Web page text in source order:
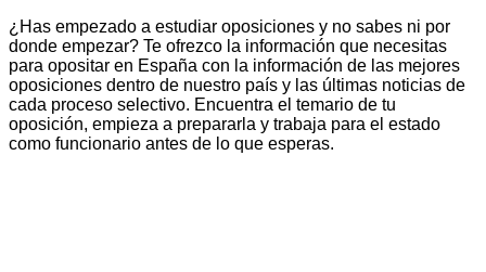
¿Has empezado a estudiar oposiciones y no sabes ni por
donde empezar? Te ofrezco la información que necesitas
para opositar en España con la información de las mejores
oposiciones dentro de nuestro país y las últimas noticias de
cada proceso selectivo. Encuentra el temario de tu
oposición, empieza a prepararla y trabaja para el estado
como funcionario antes de lo que esperas.